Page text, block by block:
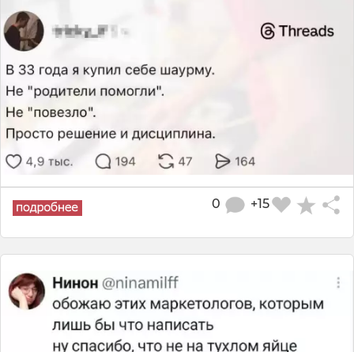
+15
0